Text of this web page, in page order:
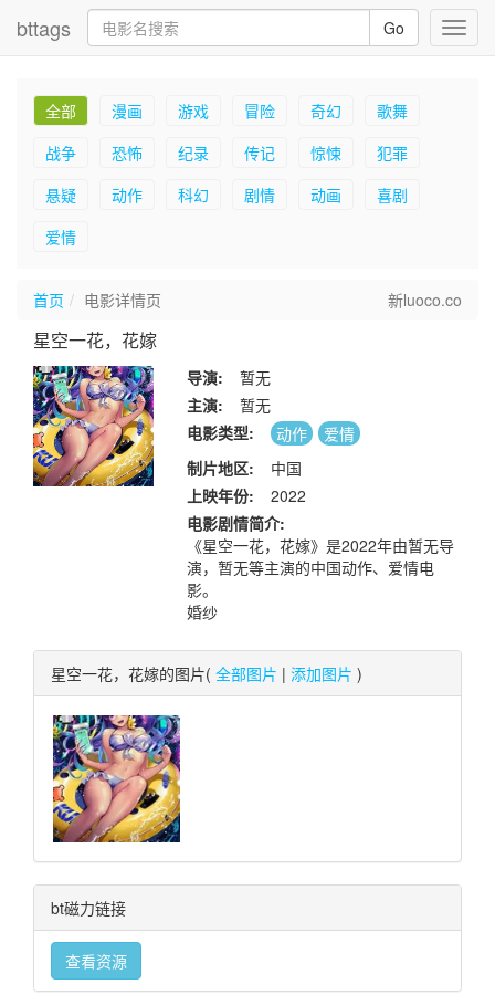
bttags Go
全部 漫画 游戏 冒险 奇幻
歌舞
战争
恐怖 纪录 传记 惊悚
犯罪
悬疑
动作 科幻 剧情 动画
喜剧
爱情
首页 电影详情页 新luoco.co
星空一花，花嫁
导演:
暂无
主演:
暂无
电影类型:
动作
爱情
制片地区:
中国
上映年份:
2022
电影剧情简介:
《星空一花，花嫁》是2022年由暂无导
演，暂无等主演的中国动作、爱情电
影。
婚纱
星空一花，花嫁的图片( 全部图片 | 添加图片 )
bt磁力链接
查看资源